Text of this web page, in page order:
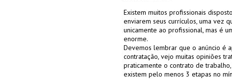
Existem muitos profissionais
enviarem seus currículos, uma vez
unicamente ao profissional, mas é
enorme.
Devemos lembrar que o anúncio é
contratação, vejo muitas opiniões
praticamente o contrato de
existem pelo menos 3 etapas no